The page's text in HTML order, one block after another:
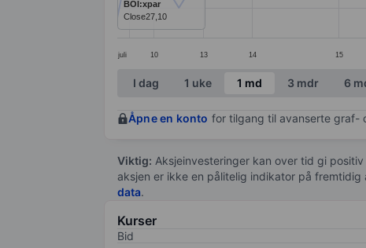
juli 10 13 14 15
BOI:xpar
Close27,10
End of interactive chart.
I dag 1 uke 1 md 3 mdr 6
Åpne en konto for tilgang til avanserte graf-
Viktig: Aksjeinvesteringer kan over tid gi
aksjen er ikke en pålitelig indikator på
data.
Kurser
Bid